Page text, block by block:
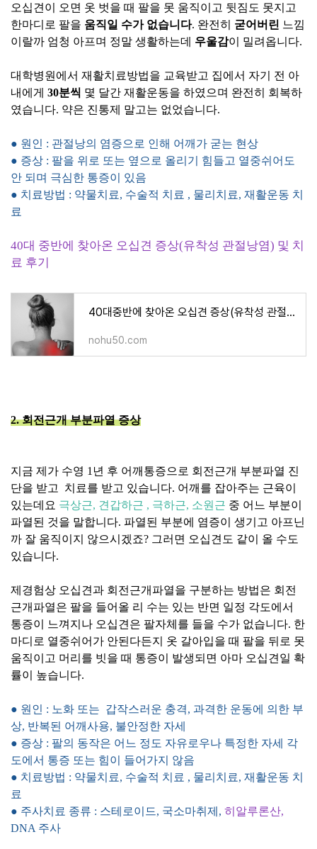
오십견이 오면 옷 벗을 때 팔을 못 움직이고 뒷짐도 못지고
한마디로 팔을 움직일 수가 없습니다. 완전히 굳어버린 느낌
이랄까 엄청 아프며 정말 생활하는데 우울감이 밀려옵니다.
대학병원에서 재활치료방법을 교육받고 집에서 자기 전 아
내에게 30분씩 몇 달간 재활운동을 하였으며 완전히 회복하
였습니다. 약은 진통제 말고는 없었습니다.
● 원인 : 관절낭의 염증으로 인해 어깨가 굳는 현상
● 증상 : 팔을 위로 또는 옆으로 올리기 힘들고 열중쉬어도
안 되며 극심한 통증이 있음
● 치료방법 : 약물치료, 수술적 치료 , 물리치료, 재활운동 치
료
40대 중반에 찾아온 오십견 증상(유착성 관절낭염) 및 치
료 후기
40대중반에 찾아온 오십견 증상(유착성 관절낭염) 및 치료 후기
nohu50.com
2. 회전근개 부분파열 증상
지금 제가 수영 1년 후 어깨통증으로 회전근개 부분파열 진
단을 받고 치료를 받고 있습니다. 어깨를 잡아주는 근육이
있는데요 극상근, 견갑하근 , 극하근, 소원근 중 어느 부분이
파열된 것을 말합니다. 파열된 부분에 염증이 생기고 아프닌
까 잘 움직이지 않으시겠죠? 그러면 오십견도 같이 올 수도
있습니다.
제경험상 오십견과 회전근개파열을 구분하는 방법은 회전
근개파열은 팔을 들어올 리 수는 있는 반면 일정 각도에서
통증이 느껴지나 오십견은 팔자체를 들을 수가 없습니다. 한
마디로 열중쉬어가 안된다든지 옷 갈아입을 때 팔을 뒤로 못
움직이고 머리를 빗을 때 통증이 발생되면 아마 오십견일 확
률이 높습니다.
● 원인 : 노화 또는 갑작스러운 충격, 과격한 운동에 의한 부
상, 반복된 어깨사용, 불안정한 자세
● 증상 : 팔의 동작은 어느 정도 자유로우나 특정한 자세 각
도에서 통증 또는 힘이 들어가지 않음
● 치료방법 : 약물치료, 수술적 치료 , 물리치료, 재활운동 치
료
● 주사치료 종류 : 스테로이드, 국소마취제, 히알루론산,
DNA 주사